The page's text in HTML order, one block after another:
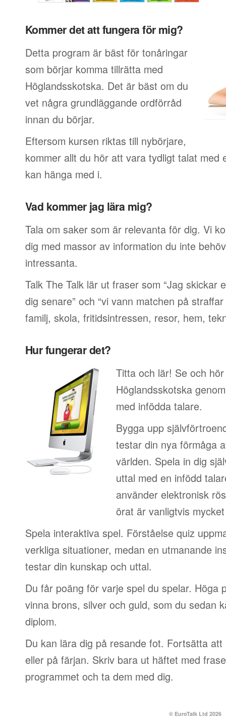
Kommer det att fungera för mig?
Detta program är bäst för tonåringar
som börjar komma tillrätta med
Höglandsskotska. Det är bäst om du
vet några grundläggande ordförråd
innan du börjar.
Eftersom kursen riktas till nybörjare,
kommer allt du hör att vara tydligt talat med
kan hänga med i.
Vad kommer jag lära mig?
Tala om saker som är relevanta för dig. Vi
dig med massor av information du inte
intressanta.
Talk The Talk lär ut fraser som “Jag skickar
dig senare” och “vi vann matchen på
familj, skola, fritidsintressen, resor, hem,
Hur fungerar det?
Titta och lär! Se och
Höglandsskotska
med infödda talare.
Bygga upp
testar din nya förmåga
världen. Spela in dig
uttal med en infödd
använder elektronisk
örat är vanligtvis
Spela interaktiva spel. Förståelse quiz
verkliga situationer, medan en utmanande
testar din kunskap och uttal.
Du får poäng för varje spel du spelar. Höga
vinna brons, silver och guld, som du sedan
diplom.
Du kan lära dig på resande fot. Fortsätta
eller på färjan. Skriv bara ut häftet med
programmet och ta dem med dig.
© EuroTalk Ltd 2026